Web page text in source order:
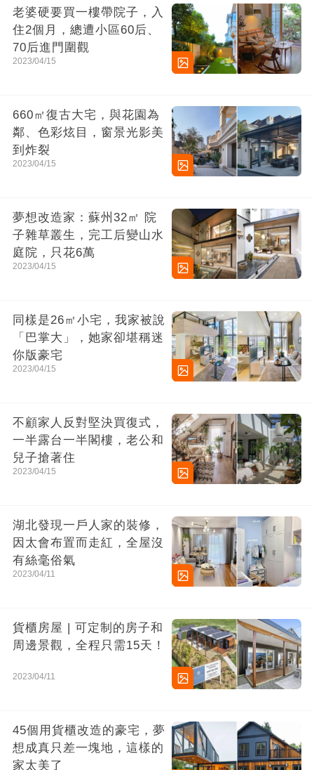
老婆硬要買一樓帶院子，入
住2個月，總遭小區60后、
70后進門圍觀
2023/04/15
660㎡復古大宅，與花園為
鄰、色彩炫目，窗景光影美
到炸裂
2023/04/15
夢想改造家：蘇州32㎡ 院
子雜草叢生，完工后變山水
庭院，只花6萬
2023/04/15
同樣是26㎡小宅，我家被說
「巴掌大」，她家卻堪稱迷
你版豪宅
2023/04/15
不顧家人反對堅決買復式，
一半露台一半閣樓，老公和
兒子搶著住
2023/04/15
湖北發現一戶人家的裝修，
因太會布置而走紅，全屋沒
有絲毫俗氣
2023/04/11
貨櫃房屋 | 可定制的房子和
周邊景觀，全程只需15天！
2023/04/11
45個用貨櫃改造的豪宅，夢
想成真只差一塊地，這樣的
家太美了